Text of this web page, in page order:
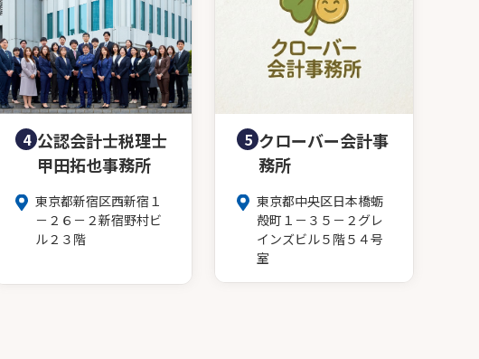
4 公認会計士税理士
甲田拓也事務所
東京都新宿区西新宿１
－２６－２新宿野村ビ
ル２３階
5 クローバー会計事
務所
東京都中央区日本橋蛎
殻町１－３５－２グレ
インズビル５階５４号
室